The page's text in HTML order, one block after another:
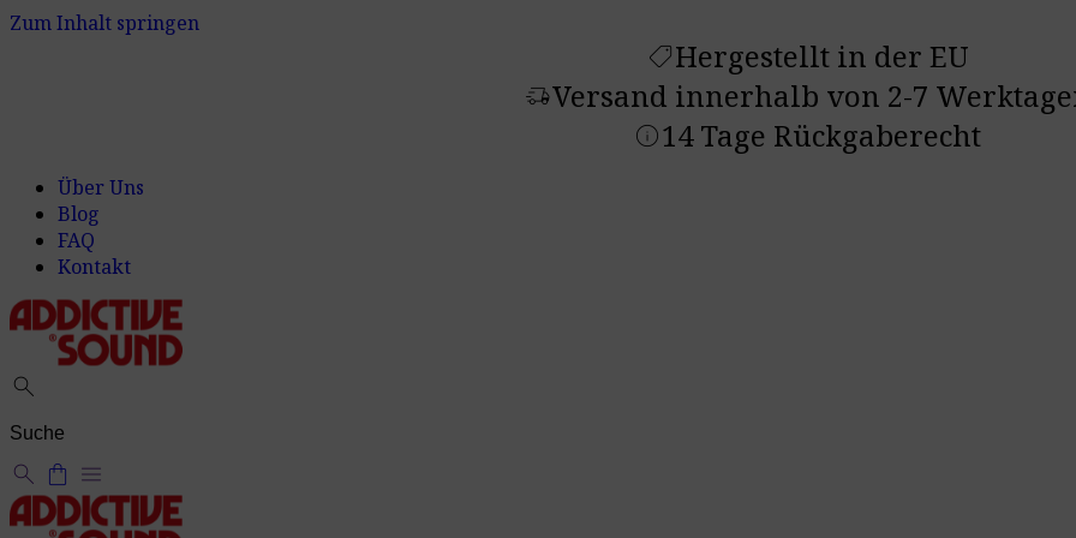
Zum Inhalt springen
shoppingmodeHergestellt in der EU
delivery_truck_speedVersand innerhalb von 2-7
info14 Tage Rückgaberecht
Über Uns
Blog
FAQ
Kontakt
search
search shopping_bag menu